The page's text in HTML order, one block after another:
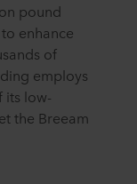
pound
enhance
of
employs
its low-
the Breeam